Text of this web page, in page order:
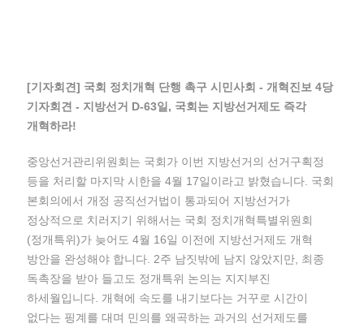
[기자회견] 국회 정치개혁 단행 촉구 시민사회 - 개혁진보 4당
기자회견 - 지방선거 D-63일, 국회는 지방선거제도 즉각
개혁하라!
중앙선거관리위원회는 국회가 이번 지방선거의 선거구획정
등을 처리할 마지막 시한을 4월 17일이라고 밝혔습니다. 국회
본회의에서 개정 공직선거법이 통과되어 지방선거가
정상적으로 치러지기 위해서는 국회 정치개혁특별위원회
(정개특위)가 늦어도 4월 16일 이전에 지방선거제도 개혁
방안을 완성해야 합니다. 2주 남짓밖에 남지 않았지만, 최종
독촉장을 받아 들고도 정개특위 논의는 지지부진
하세월입니다. 개혁에 속도를 내기보다는 거꾸로 시간이
없다는 핑계를 대며 민의를 왜곡하는 과거의 선거제도를